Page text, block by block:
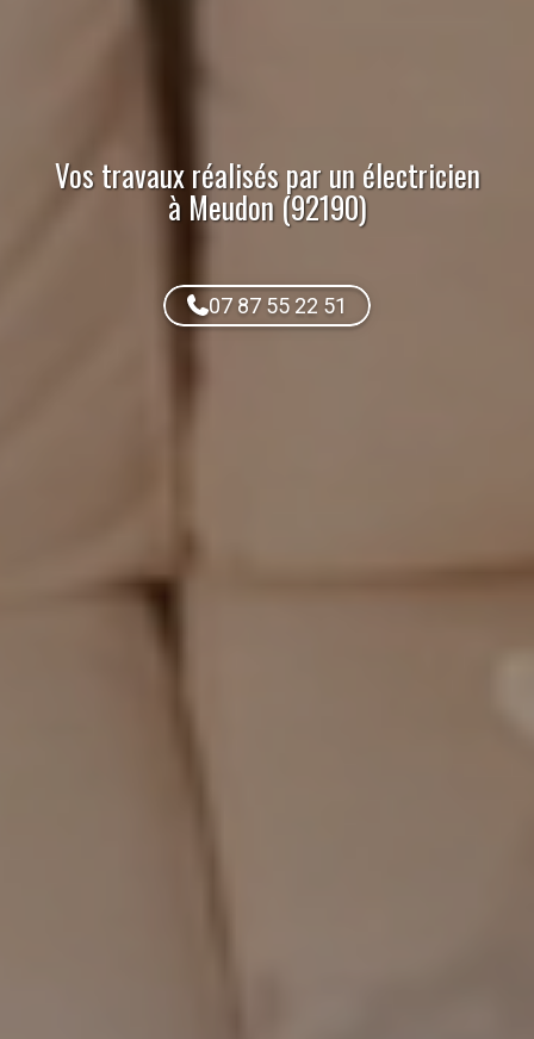
Vos travaux réalisés parun électricien
à Meudon (92190)
07 87 55 22 51